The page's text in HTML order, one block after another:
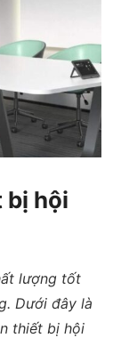
bị hội
lượng tốt
Dưới đây là
thiết bị hội